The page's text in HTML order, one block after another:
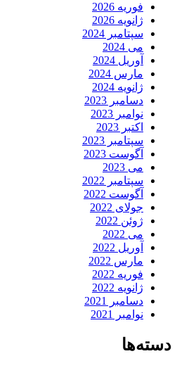
فوریه 2026
ژانویه 2026
سپتامبر 2024
می 2024
آوریل 2024
مارس 2024
ژانویه 2024
دسامبر 2023
نوامبر 2023
اکتبر 2023
سپتامبر 2023
آگوست 2023
می 2023
سپتامبر 2022
آگوست 2022
جولای 2022
ژوئن 2022
می 2022
آوریل 2022
مارس 2022
فوریه 2022
ژانویه 2022
دسامبر 2021
نوامبر 2021
دسته‌ها